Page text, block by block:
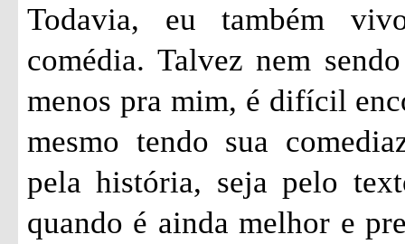
Todavia, eu também
comédia. Talvez nem
menos pra mim, é difícil
mesmo tendo sua
pela história, seja pelo
quando é ainda melhor e